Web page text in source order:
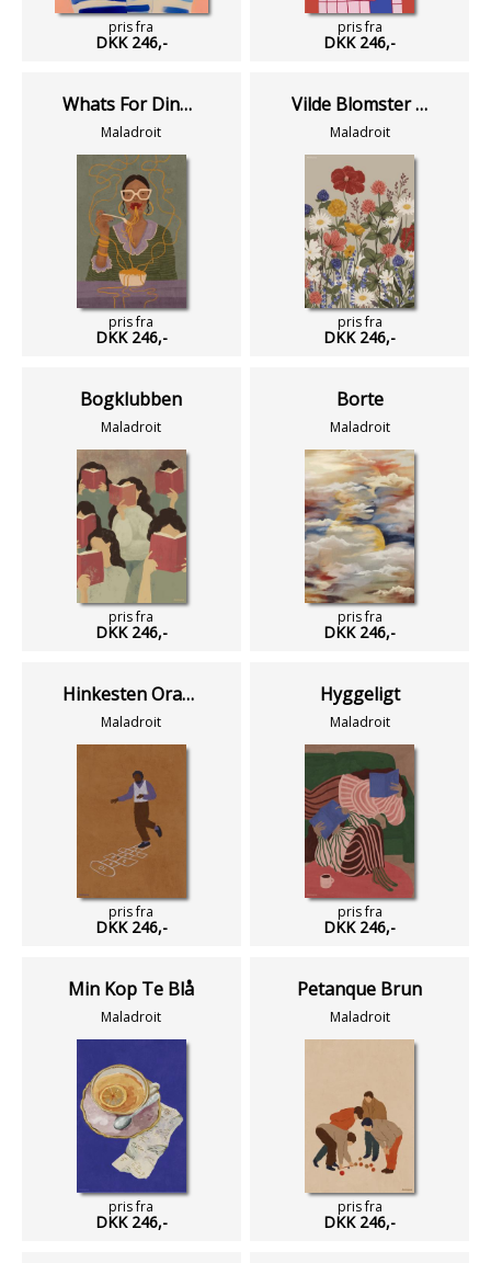
pris fra
DKK 246,-
pris fra
DKK 246,-
Whats For Dinner Grøn
Maladroit
pris fra
DKK 246,-
Vilde Blomster Lys
Maladroit
pris fra
DKK 246,-
Bogklubben
Maladroit
pris fra
DKK 246,-
Borte
Maladroit
pris fra
DKK 246,-
Hinkesten Orange
Maladroit
pris fra
DKK 246,-
Hyggeligt
Maladroit
pris fra
DKK 246,-
Min Kop Te Blå
Maladroit
pris fra
DKK 246,-
Petanque Brun
Maladroit
pris fra
DKK 246,-